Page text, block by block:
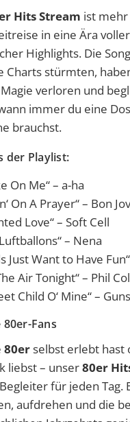
Hits Stream ist
in eine Ära
Highlights. Die
Charts stürmten,
verloren und
immer du eine
brauchst.
der Playlist:
On Me“ – a-ha
On A Prayer“ – Bon
Love“ – Soft Cell
– Nena
Just Want to Have
Air Tonight“ – Phil
Child O‘ Mine“ –
Fans
80erselbst erlebt hast
liebst – unser80er
für jeden Tag.
aufdrehen und die